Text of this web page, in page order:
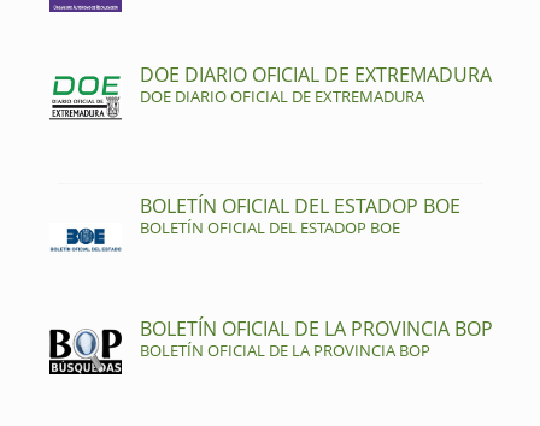
DOE DIARIO OFICIAL DE EXTREMADURA
DOE DIARIO OFICIAL DE EXTREMADURA
BOLETÍN OFICIAL DEL ESTADOP BOE
BOLETÍN OFICIAL DEL ESTADOP BOE
BOLETÍN OFICIAL DE LA PROVINCIA BOP
BOLETÍN OFICIAL DE LA PROVINCIA BOP